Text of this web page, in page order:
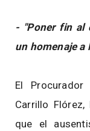
- "Poner fin al
un homenaje a
El
Carrillo
que el